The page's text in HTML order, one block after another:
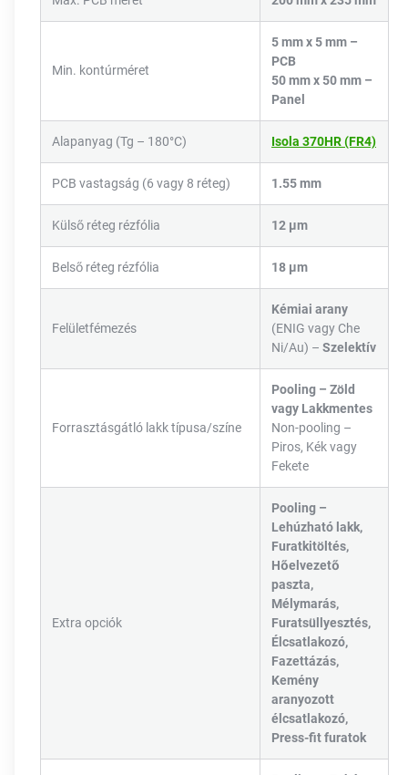
Min. kontúrméret
5 mm x 5 mm –
PCB
50 mm x 50 mm –
Panel
Alapanyag (Tg – 180°C) Isola 370HR (FR4)
PCB vastagság (6 vagy 8 réteg) 1.55 mm
Külső réteg rézfólia 12 µm
Belső réteg rézfólia 18 µm
Felületfémezés
Kémiai arany
(ENIG vagy Che
Ni/Au) – Szelektív
Forrasztásgátló lakk típusa/színe
Pooling – Zöld
vagy Lakkmentes
Non-pooling –
Piros, Kék vagy
Fekete
Extra opciók
Pooling –
Lehúzható lakk,
Furatkitöltés,
Hőelvezető
paszta,
Mélymarás,
Furatsüllyesztés,
Élcsatlakozó,
Fazettázás,
Kemény
aranyozott
élcsatlakozó,
Press-fit furatok